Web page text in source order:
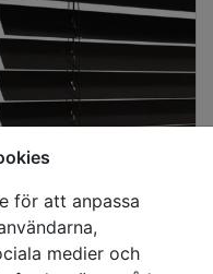
för att anpassa
medier och
Bästsäljare
65mm